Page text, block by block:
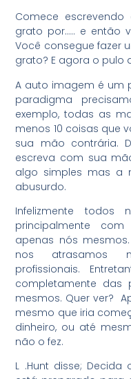
Comece
grato por….. e então
Você consegue fazer
grato? E agora o pulo
A auto imagem é um
paradigma
exemplo, todas as
menos 10 coisas que
sua mão contrária.
escreva com sua
algo simples mas a
abusurdo.
Infelizmente todos
principalmente
apenas nós
nos atrasamos
profissionais.
completamente das
mesmos. Quer ver?
mesmo que iria
dinheiro, ou até
não o fez.
L .Hunt disse;